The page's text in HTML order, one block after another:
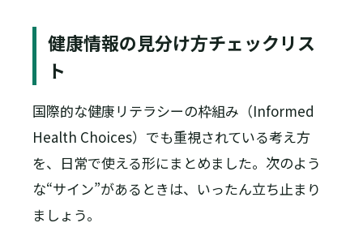
健康情報の見分け方チェックリス
ト
国際的な健康リテラシーの枠組み（Informed
Health Choices）でも重視されている考え方
を、日常で使える形にまとめました。次のよう
な“サイン”があるときは、いったん立ち止まり
ましょう。